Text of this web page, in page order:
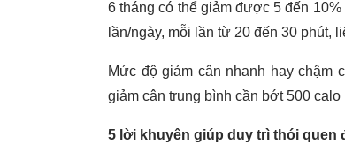
6 tháng có thể giảm được 5 đến
lần/ngày, mỗi lần từ 20 đến 30 phút,
Mức độ giảm cân nhanh hay chậm
giảm cân trung bình cần bớt 500 calo
5 lời khuyên giúp duy trì thói quen